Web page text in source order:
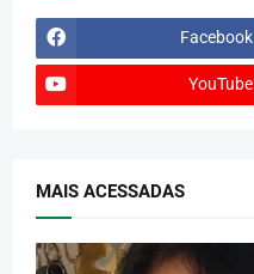
Facebook
YouTube
MAIS ACESSADAS